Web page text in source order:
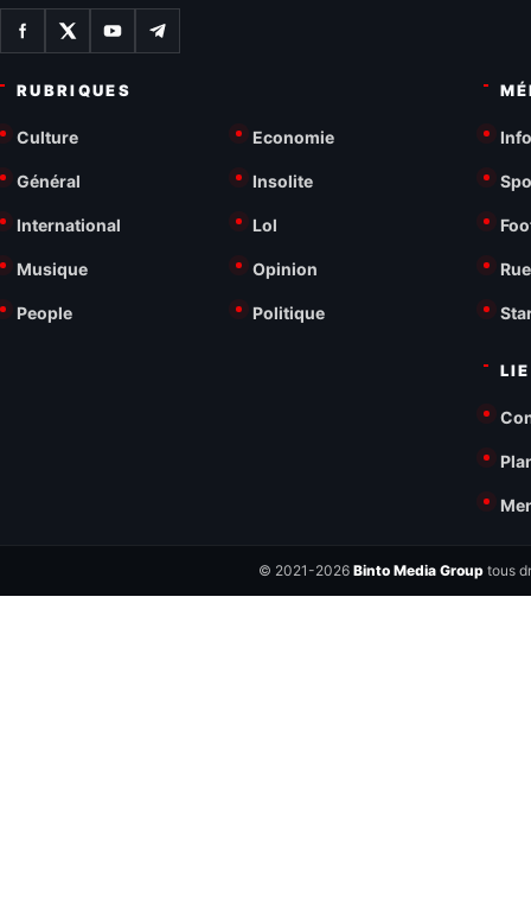
RUBRIQUES
Culture Economie
Général Insolite
International Lol
Musique Opinion
People Politique
© 2021-2026 Binto Media Grouptous